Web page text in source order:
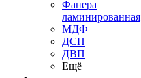
Фанера
ламинированная
МДФ
ДСП
ДВП
Ещё